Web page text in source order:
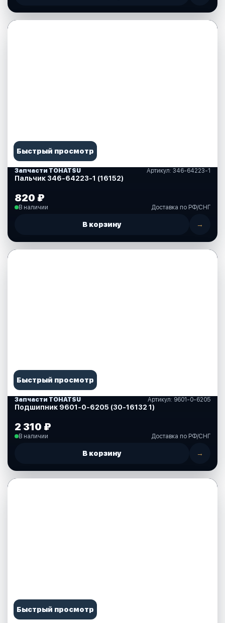
Быстрый просмотр
Запчасти TOHATSU Артикул: 346-64223-1
Пальчик 346-64223-1 (16152)
820 ₽
В наличии Доставка по РФ/СНГ
В корзину →
Быстрый просмотр
Запчасти TOHATSU Артикул: 9601-0-6205
Подшипник 9601-0-6205 (30-16132 1)
2 310 ₽
В наличии Доставка по РФ/СНГ
В корзину →
Быстрый просмотр